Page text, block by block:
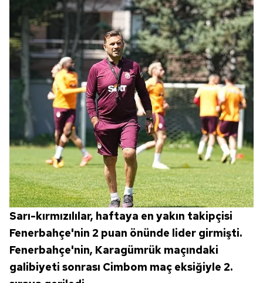
Sarı-kırmızılılar, haftaya en yakın takipçisi
Fenerbahçe'nin 2 puan önünde lider girmişti.
Fenerbahçe'nin, Karagümrük maçındaki
galibiyeti sonrası Cimbom maç eksiğiyle 2.